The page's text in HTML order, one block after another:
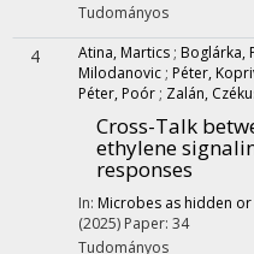
Tudományos
4 Atina, Martics ; Boglárka,
Milodanovic ; Péter,
Péter, Poór ; Zalán,
Cross-Talk
ethylene
responses
In: Microbes as hidden
(2025) Paper: 34
Tudományos